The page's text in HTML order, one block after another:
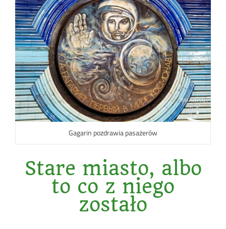
Gagarin pozdrawia pasażerów
Stare miasto, albo
to co z niego
zostało